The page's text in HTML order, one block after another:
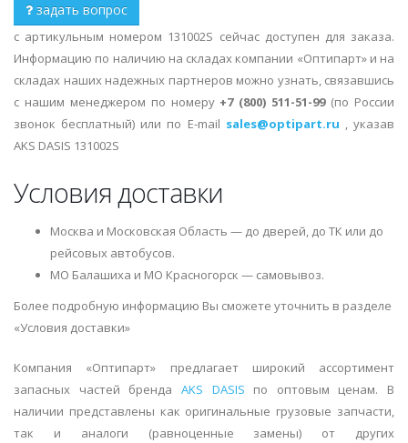
задать вопрос
с артикульным номером 131002S сейчас доступен для заказа.
Информацию по наличию на складах компании «Оптипарт» и на
складах наших надежных партнеров можно узнать, связавшись
с нашим менеджером по номеру +7 (800) 511-51-99(по России
звонок бесплатный) или по E-mail sales@optipart.ru , указав
AKS DASIS 131002S
Условия доставки
Москва и Московская Область — до дверей, до ТК или до
рейсовых автобусов.
МО Балашиха и МО Красногорск — самовывоз.
Более подробную информацию Вы сможете уточнить в разделе
«Условия доставки»
Компания «Оптипарт» предлагает широкий ассортимент
запасных частей бренда AKS DASIS по оптовым ценам. В
наличии представлены как оригинальные грузовые запчасти,
так и аналоги (равноценные замены) от других